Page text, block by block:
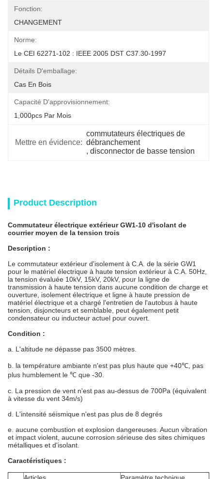
Fonction:
CHANGEMENT
Norme:
Le CEI 62271-102 : IEEE 2005 DST C37.30-1997
Détails D'emballage:
Cas En Bois
Capacité D'approvisionnement:
1,000pcs Par Mois
Mettre en évidence:
commutateurs électriques de
débranchement
, disconnector de basse tension
Product Description
Commutateur électrique extérieur GW1-10 d'isolant de
courrier moyen de la tension trois
Description :
Le commutateur extérieur d'isolement à C.A. de la série GW1
pour le matériel électrique à haute tension extérieur à C.A. 50Hz,
la tension évaluée 10kV, 15kV, 20kV, pour la ligne de
transmission à haute tension dans aucune condition de charge et
ouverture, isolement électrique et ligne à haute pression de
matériel électrique et a chargé l'entretien de l'autobus à haute
tension, disjoncteurs et semblable, peut également petit
condensateur ou inducteur actuel pour ouvert.
Condition :
a. L'altitude ne dépasse pas 3500 mètres.
b. la température ambiante n'est pas plus haute que +40℃, pas
plus humblement le ℃ que -30.
c. La pression de vent n'est pas au-dessus de 700Pa (équivalent
à vitesse du vent 34m/s)
d. L'intensité séismique n'est pas plus de 8 degrés
e. aucune combustion et explosion dangereuses. Aucun vibration
et impact violent, aucune corrosion sérieuse des sites chimiques
métalliques et d'isolant.
Caractéristiques :